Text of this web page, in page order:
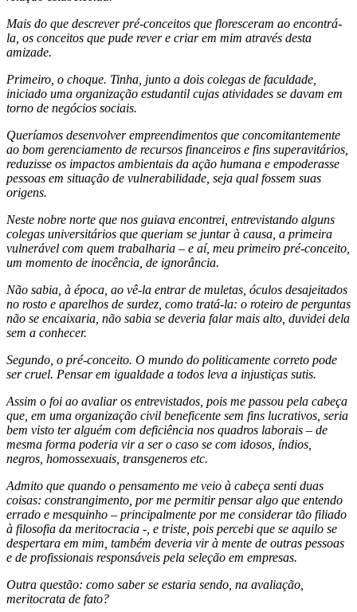
Mais do que descrever pré-conceitos que floresceram ao encontrá-
la, os conceitos que pude rever e criar em mim através desta
amizade.
Primeiro, o choque. Tinha, junto a dois colegas de faculdade,
iniciado uma organização estudantil cujas atividades se davam em
torno de negócios sociais.
Queríamos desenvolver empreendimentos que concomitantemente
ao bom gerenciamento de recursos financeiros e fins superavitários,
reduzisse os impactos ambientais da ação humana e empoderasse
pessoas em situação de vulnerabilidade, seja qual fossem suas
origens.
Neste nobre norte que nos guiava encontrei, entrevistando alguns
colegas universitários que queriam se juntar à causa, a primeira
vulnerável com quem trabalharia – e aí, meu primeiro pré-conceito,
um momento de inocência, de ignorância.
Não sabia, à época, ao vê-la entrar de muletas, óculos desajeitados
no rosto e aparelhos de surdez, como tratá-la: o roteiro de perguntas
não se encaixaria, não sabia se deveria falar mais alto, duvidei dela
sem a conhecer.
Segundo, o pré-conceito. O mundo do politicamente correto pode
ser cruel. Pensar em igualdade a todos leva a injustiças sutis.
Assim o foi ao avaliar os entrevistados, pois me passou pela cabeça
que, em uma organização civil beneficente sem fins lucrativos, seria
bem visto ter alguém com deficiência nos quadros laborais – de
mesma forma poderia vir a ser o caso se com idosos, índios,
negros, homossexuais, transgeneros etc.
Admito que quando o pensamento me veio à cabeça senti duas
coisas: constrangimento, por me permitir pensar algo que entendo
errado e mesquinho – principalmente por me considerar tão filiado
à filosofia da meritocracia -, e triste, pois percebi que se aquilo se
despertara em mim, também deveria vir à mente de outras pessoas
e de profissionais responsáveis pela seleção em empresas.
Outra questão: como saber se estaria sendo, na avaliação,
meritocrata de fato?